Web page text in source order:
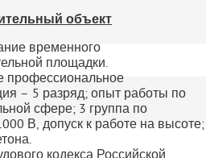
объект
временного
площадки.
профессиональное
– 5 разряд; опыт работы по
сфере; 3 группа по
В, допуск к работе на высоте;
кодекса Российской